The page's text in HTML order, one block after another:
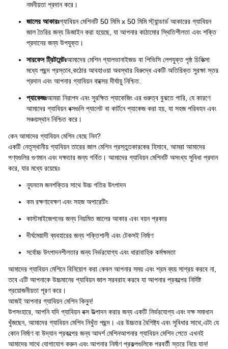
নমনীয়তা প্রদান করে।
জালের আকারঃগ্যাবিয়ন মেশিনটি 50 মিমি x 50 মিমি স্ট্যান্ডার্ড আকারের গ্যাবিয়ন
জাল তৈরির জন্য ডিজাইন করা হয়েছে, যা আপনার কাঠামোর স্থিতিশীলতা এবং শক্তি
প্রদানের জন্য উপযুক্ত।
সারফেস ট্রিটমেন্টঃআমাদের মেশিন গ্যালভানাইজড বা পিভিসি লেপযুক্ত পৃষ্ঠ চিকিত্সা
মধ্যে পছন্দ প্রস্তাব,কঠোর আবহাওয়া অবস্থার বিরুদ্ধে একটি অতিরিক্ত সুরক্ষা স্তর
প্রদান এবং আপনার গ্যাবিয়ন বাক্সের দীর্ঘায়ু নিশ্চিত.
প্যাকেজঃআমরা নিরাপদ এবং সুরক্ষিত প্যাকেজিং এর গুরুত্ব বুঝতে পারি, যে কারণে
আমাদের গ্যাবিয়ন বক্সগুলি প্যালেট বা কার্টনে প্যাকেজ করা হয়, যা সহজ পরিবহন এবং
সঞ্চয়স্থান নিশ্চিত করে।
কেন আমাদের গ্যাবিয়ন মেশিন বেছে নিন?
একটি নেতৃস্থানীয় গ্যাবিয়ন তারের জাল মেশিন প্রস্তুতকারকের হিসাবে, আমরা আমাদের
পণ্যগুলির গুণমান এবং দক্ষতার জন্য গর্বিত। আমাদের গ্যাবিয়ন মেশিনটি অসংখ্য সুবিধা প্রদান
করে, যার মধ্যে রয়েছেঃ
ন্যূনতম জনশক্তির সাথে উচ্চ গতির উৎপাদন
কম রক্ষণাবেক্ষণ এবং সহজ অপারেটিং
কাস্টমাইজেশনের জন্য নিয়মিত জালের আকার এবং বয়ন প্রকার
দীর্ঘমেয়াদী ব্যবহারের জন্য শক্তিশালী এবং টেকসই নির্মাণ
সর্বোচ্চ উৎপাদনশীলতার জন্য নির্ভরযোগ্য এবং ধারাবাহিক কর্মক্ষমতা
আমাদের গ্যাবিয়ন মেশিনে বিনিয়োগ করা কেবল আপনার সময় এবং শ্রম ব্যয় সাশ্রয় করবে না,
তবে এটি আপনাকে উচ্চমানের গ্যাবিয়ন জাল সরবরাহ করবে যা আপনার প্রকল্পের নির্দিষ্ট
প্রয়োজনীয়তা পূরণ করে।
আজই আপনার গ্যাবিয়ন মেশিন কিনুন!
উপসংহারে, আপনি যদি গ্যাবিয়ন বক্স উত্পাদন করার জন্য একটি নির্ভরযোগ্য এবং দক্ষ সমাধান
খুঁজছেন, আমাদের গ্যাবিয়ন মেশিন নিখুঁত পছন্দ। এর উচ্চতর বৈশিষ্ট্য এবং সুবিধার সাথে,এটা যে
কোন নির্মাণ বা উদ্যান প্রকল্পের জন্য আদর্শ মেশিনআপনার গ্যাবিয়ন মেশিন পেতে এখনই
আমাদের সাথে যোগাযোগ করুন এবং আপনার নির্মাণ প্রকল্পগুলিকে পরবর্তী স্তরে নিয়ে যান!